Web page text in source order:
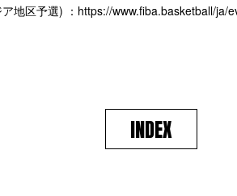
地区予選) ： https://www.fiba.basketball/ja/
INDEX